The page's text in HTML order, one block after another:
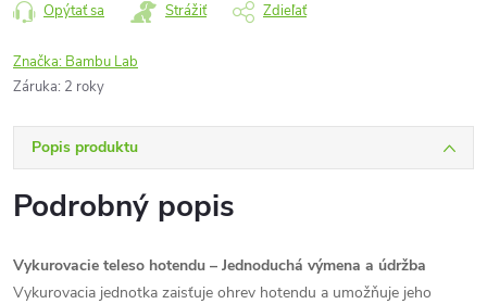
Opýtať sa Strážiť Zdieľať
Značka: Bambu Lab
Záruka: 2 roky
Popis produktu
Podrobný popis
Vykurovacie teleso hotendu – Jednoduchá výmena a údržba
Vykurovacia jednotka zaisťuje ohrev hotendu a umožňuje jeho